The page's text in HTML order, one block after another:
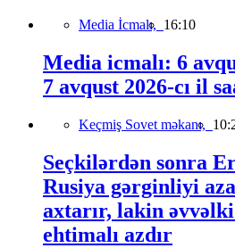
Media İcmalı, 16:10
Media icmalı: 6
7 avqust 2026-cı il
Keçmiş Sovet məkanı,
Seçkilərdən sonra
Rusiya gərginliyi
axtarır, lakin
ehtimalı azdır